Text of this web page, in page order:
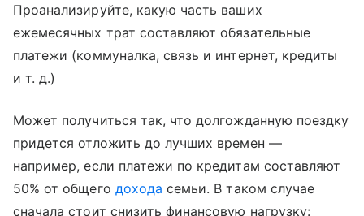
Проанализируйте, какую часть ваших
ежемесячных трат составляют обязательные
платежи (коммуналка, связь и интернет, кредиты
и т. д.)
Может получиться так, что долгожданную поездку
придется отложить до лучших времен —
например, если платежи по кредитам составляют
50% от общего дохода семьи. В таком случае
сначала стоит снизить финансовую нагрузку: